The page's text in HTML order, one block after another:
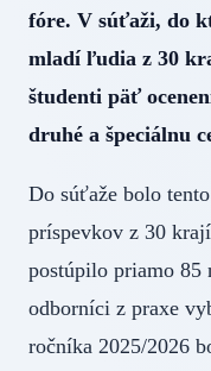
fóre. V súťaži, do
mladí ľudia z 30
študenti päť
druhé a špeciálnu
Do súťaže bolo
príspevkov z 30
postúpilo priamo 85
odborníci z praxe
ročníka 2025/2026